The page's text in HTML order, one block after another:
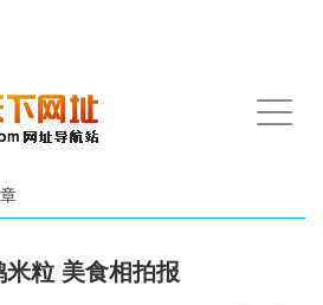
手
机
米粒 美食相拍报